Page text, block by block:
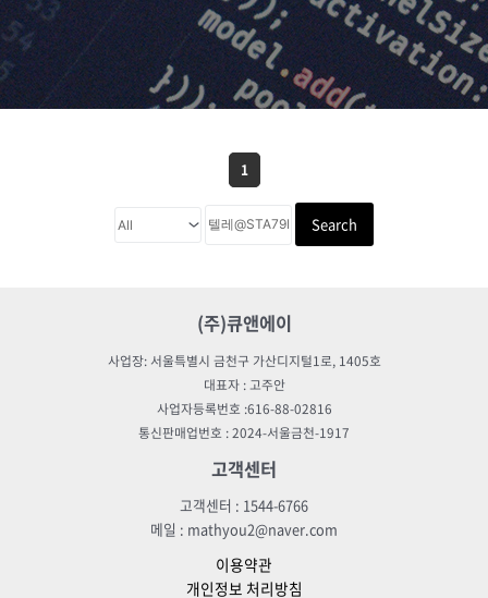
1
Search
(주)큐앤에이
사업장: 서울특별시 금천구 가산디지털1로, 1405호
대표자 : 고주안
사업자등록번호 :616-88-02816
통신판매업번호 : 2024-서울금천-1917
고객센터
고객센터 : 1544-6766
메일 : mathyou2@naver.com
이용약관
개인정보 처리방침